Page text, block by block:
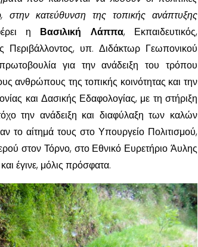
στην κατεύθυνση της τοπικής ανάπτυξης
η Βασιλική Λάππα, Εκπαιδευτικός,
Περιβάλλοντος, υπ. Διδάκτωρ Γεωπονικού
για την ανάδειξη του τρόπου
ανθρώπους της τοπικής κοινότητας και την
και Δασικής Εδαφολογίας, με τη στήριξη
την ανάδειξη και διαφύλαξη των καλών
το αίτημά τους στο Υπουργείο Πολιτισμού,
στον Τόρνο, στο Εθνικό Ευρετήριο Άυλης
έγινε, μόλις πρόσφατα.